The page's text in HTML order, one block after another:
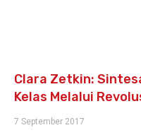
Clara Zetkin:
Kelas Melalui
7 September 2017